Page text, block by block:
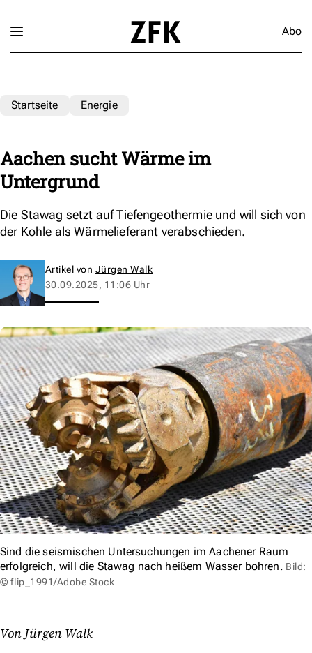
Abo
Startseite Energie
Aachen sucht Wärme im
Untergrund
Die Stawag setzt auf Tiefengeothermie und will sich von
der Kohle als Wärmelieferant verabschieden.
Artikel von Jürgen Walk
30.09.2025, 11:06 Uhr
Sind die seismischen Untersuchungen im Aachener Raum
erfolgreich, will die Stawag nach heißem Wasser bohren. Bild:
© flip_1991/Adobe Stock
Von Jürgen Walk